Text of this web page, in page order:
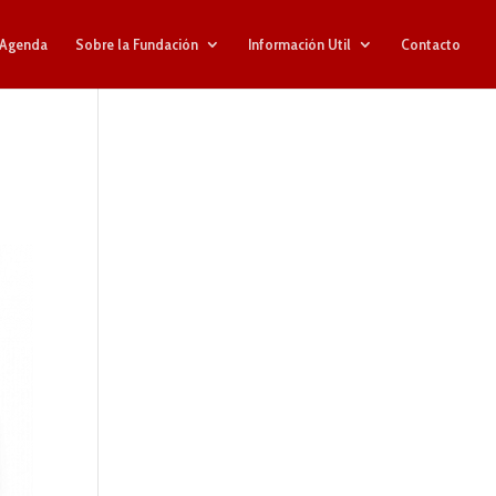
Agenda Sobre la Fundación Información Util Contacto